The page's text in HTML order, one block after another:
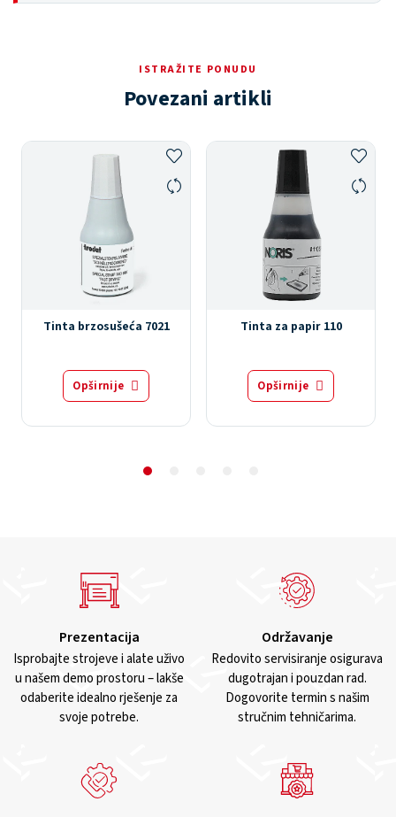
ISTRAŽITE PONUDU
Povezani artikli
Tinta brzosušeća 7021
Opširnije
Tinta za papir 110
Opširnije
Prezentacija
Isprobajte strojeve i alate uživo
u našem demo prostoru – lakše
odaberite idealno rješenje za
svoje potrebe.
Održavanje
Redovito servisiranje osigurava
dugotrajan i pouzdan rad.
Dogovorite termin s našim
stručnim tehničarima.